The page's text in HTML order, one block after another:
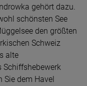
gehört dazu.
schönsten See
den größten
Schweiz
alte
Schiffshebewerk
Sie dem Havel